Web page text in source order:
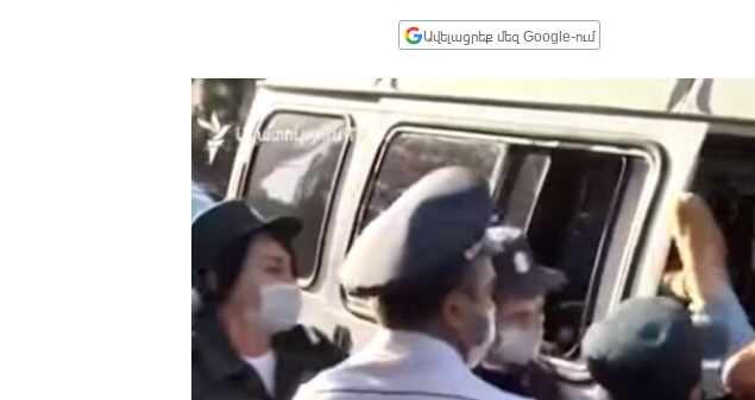
ՄԵԿՆԱԲԱՆՈՒԹՅՈՒՆ
ՁԳՏԵԼՈՎ ԼԱՎԱԳՈՒՅՆԻՆ
Ավելացրեք մեզ Google-ում